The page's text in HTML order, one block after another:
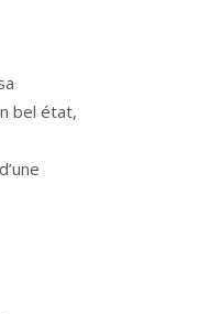
bel état,